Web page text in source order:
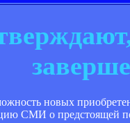
новых
СМИ о предстоящей